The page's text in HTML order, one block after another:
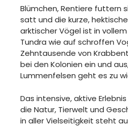
Blümchen, Rentiere futtern
satt und die kurze,
arktischer Vögel ist in
Tundra wie auf schroffen
Zehntausende von
bei den Kolonien ein und
Lummenfelsen geht es zu
Das intensive, aktive
die Natur, Tierwelt und
in aller Vielseitigkeit steht